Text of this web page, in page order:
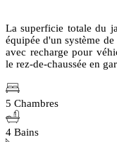
La superficie totale du
équipée d'un système
avec recharge pour
le rez-de-chaussée en
5 Chambres
4 Bains